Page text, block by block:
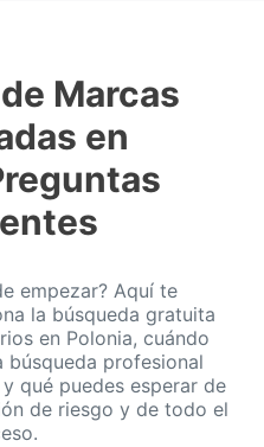
Marcas
en
empezar? Aquí te
la búsqueda gratuita
en Polonia, cuándo
búsqueda profesional
qué puedes esperar de
de riesgo y de todo el